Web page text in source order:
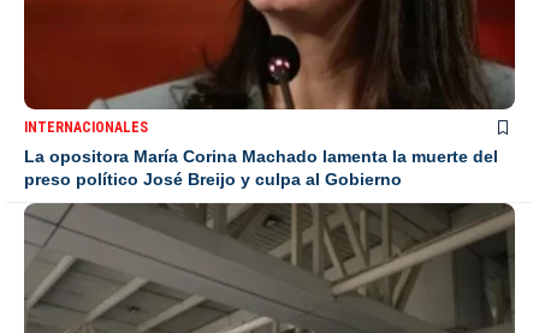
INTERNACIONALES
La opositora María Corina Machado lamenta la muerte del
preso político José Breijo y culpa al Gobierno